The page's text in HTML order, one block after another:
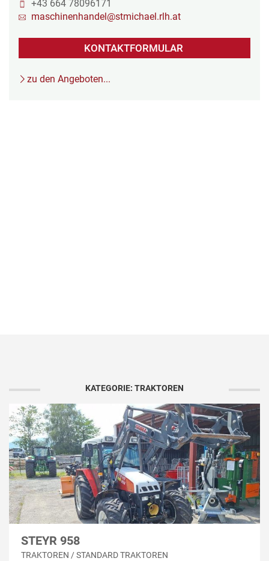
+43 664 78096171
maschinenhandel@stmichael.rlh.at
KONTAKTFORMULAR
zu den Angeboten...
KATEGORIE: TRAKTOREN
STEYR 958
TRAKTOREN / STANDARD TRAKTOREN